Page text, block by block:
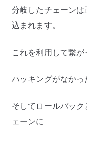
分岐したチェーン
込まれます。
これを利用して繋が
ハッキングがなかっ
そしてロールバッ
ェーンに